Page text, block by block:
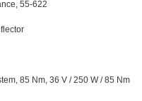
55-622
85 Nm, 36 V / 250 W / 85 Nm